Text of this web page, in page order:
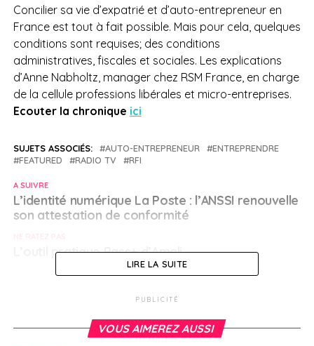
Concilier sa vie d’expatrié et d’auto-entrepreneur en
France est tout à fait possible. Mais pour cela, quelques
conditions sont requises; des conditions
administratives, fiscales et sociales. Les explications
d’Anne Nabholtz, manager chez RSM France, en charge
de la cellule professions libérales et micro-entreprises.
Ecouter la chronique ici
SUJETS ASSOCIÉS: AUTO-ENTREPRENEUR
ENTREPRENDRE
FEATURED
RADIO TV RFI
A SUIVRE
L’identité numérique La Poste : l’ANSSI renouvelle
son attestation de conformité
L’outil pratique Pass+ d’Ameli
Français à l'étranger
LIRE LA SUITE
PUBLICITÉ
VOUS AIMEREZ AUSSI